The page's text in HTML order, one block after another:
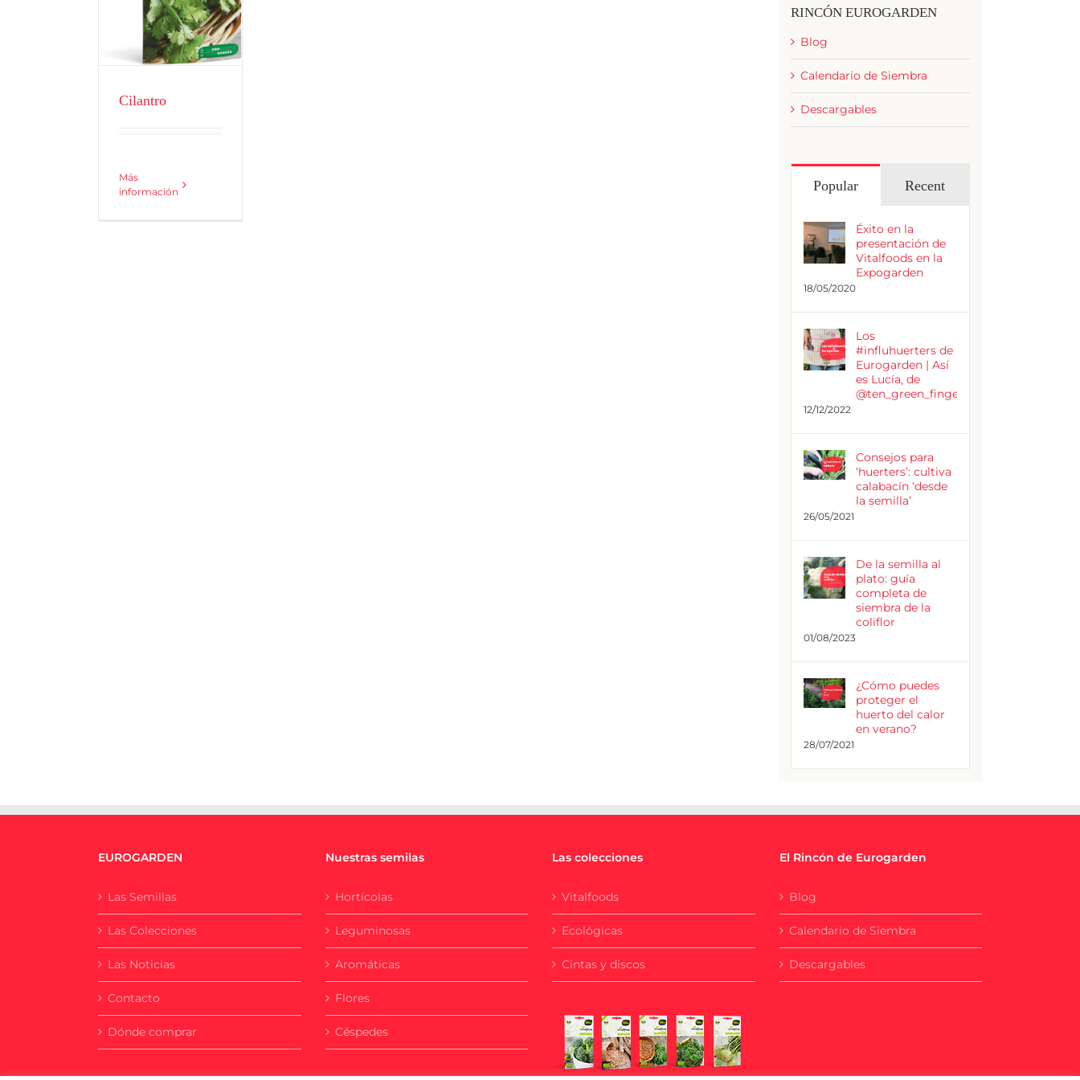
Cilantro
Más
información
RINCÓN EUROGARDEN
Blog
Calendario de Siembra
Descargables
Popular Recent
Éxito en la
presentación de
Vitalfoods en la
Expogarden
18/05/2020
Los
#influhuerters de
Eurogarden | Así
es Lucía, de
@ten_green_fingers
12/12/2022
Consejos para
‘huerters’: cultiva
calabacín ‘desde
la semilla’
26/05/2021
De la semilla al
plato: guía
completa de
siembra de la
coliflor
01/08/2023
¿Cómo puedes
proteger el
huerto del calor
en verano?
28/07/2021
EUROGARDEN
Las Semillas
Las Colecciones
Las Noticias
Contacto
Dónde comprar
Nuestras semilas
Hortícolas
Leguminosas
Aromáticas
Flores
Céspedes
Las colecciones
Vitalfoods
Ecológicas
Cintas y discos
El Rincón de Eurogarden
Blog
Calendario de Siembra
Descargables